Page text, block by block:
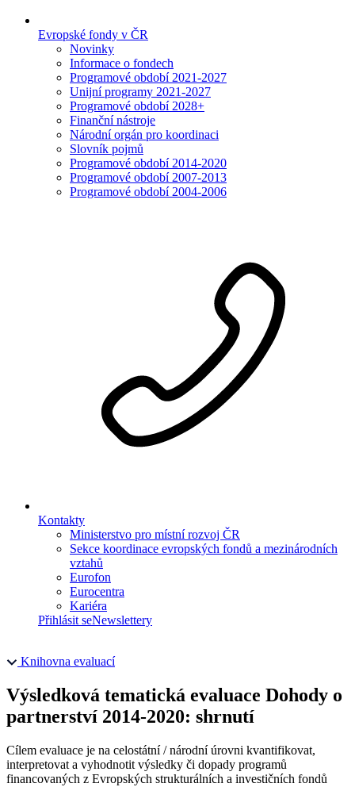
Evropské fondy v ČR
Novinky
Informace o fondech
Programové období 2021-2027
Unijní programy 2021-2027
Programové období 2028+
Finanční nástroje
Národní orgán pro koordinaci
Slovník pojmů
Programové období 2014-2020
Programové období 2007-2013
Programové období 2004-2006
Kontakty
Ministerstvo pro místní rozvoj ČR
Sekce koordinace evropských fondů a mezinárodních
vztahů
Eurofon
Eurocentra
Kariéra
Přihlásit seNewslettery
Knihovna evaluací
Výsledková tematická evaluace Dohody o
partnerství 2014-2020: shrnutí
Cílem evaluace je na celostátní / národní úrovni kvantifikovat,
interpretovat a vyhodnotit výsledky či dopady programů
financovaných z Evropských strukturálních a investičních fondů